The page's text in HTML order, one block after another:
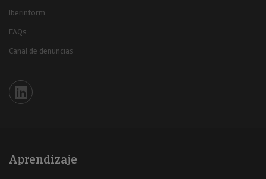
Iberinform
FAQs
Canal de denuncias
Iberinform en Linkedin
Aprendizaje